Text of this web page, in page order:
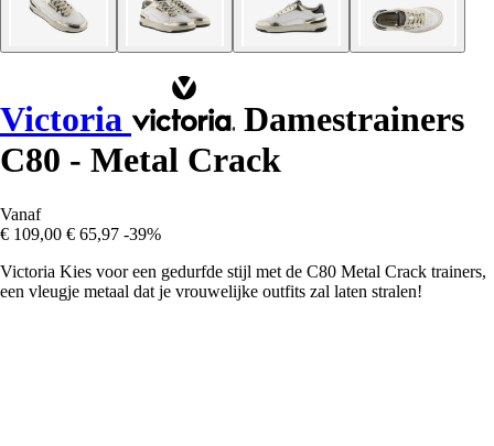
Victoria
Damestrainers
C80 - Metal Crack
Vanaf
€ 109,00 € 65,97 -39%
Victoria Kies voor een gedurfde stijl met de C80 Metal Crack trainers,
een vleugje metaal dat je vrouwelijke outfits zal laten stralen!